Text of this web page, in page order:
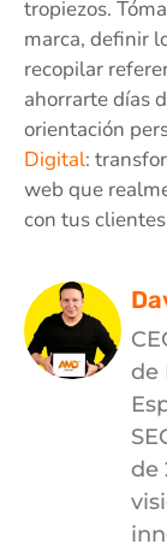
tropiezos.
marca, definir
recopilar
ahorrarte días
orientación
Digital:
web que
con tus
de
de